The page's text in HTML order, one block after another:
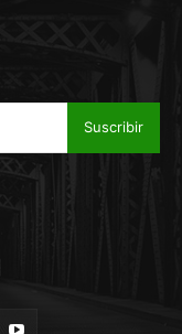
Suscribir